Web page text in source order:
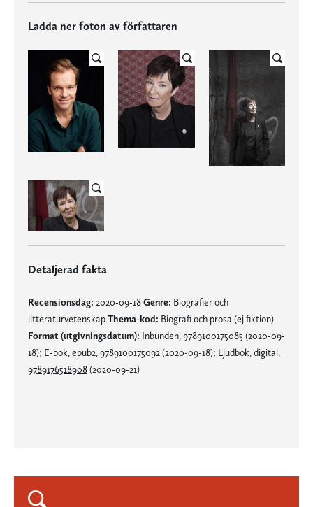
Ladda ner foton av författaren
Detaljerad fakta
Recensionsdag: 2020-09-18Genre: Biografier och
litteraturvetenskapThema-kod: Biografi och prosa (ej fiktion)
Format (utgivningsdatum): Inbunden, 9789100175085 (2020-09-
18); E-bok, epub2, 9789100175092 (2020-09-18); Ljudbok, digital,
9789176518908(2020-09-21)